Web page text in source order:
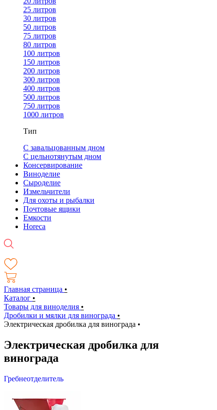
25 литров
30 литров
50 литров
75 литров
80 литров
100 литров
150 литров
200 литров
300 литров
400 литров
500 литров
750 литров
1000 литров
Тип
С завальцованным дном
С цельнотянутым дном
Консервирование
Виноделие
Сыроделие
Измельчители
Для охоты и рыбалки
Почтовые ящики
Емкости
Horeca
Главная страница •
Каталог •
Товары для виноделия •
Дробилки и мялки для винограда •
Электрическая дробилка для винограда •
Электрическая дробилка для
винограда
Гребнеотделитель